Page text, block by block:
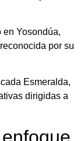
en Yosondúa,
por su
Esmeralda,
dirigidas a